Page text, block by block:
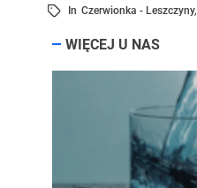
In Czerwionka - Leszczyny,
WIĘCEJ U NAS